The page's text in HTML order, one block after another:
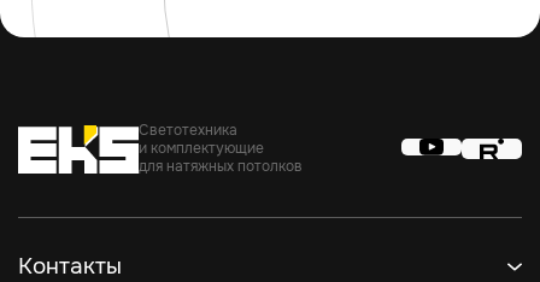
Светотехника
и комплектующие
для натяжных потолков
Контакты